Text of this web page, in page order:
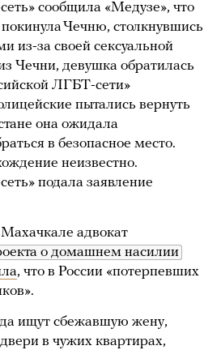
сообщила «Медузе», что
Чечню, столкнувшись
из-за своей сексуальной
Чечни, девушка обратилась
ЛГБТ-сети»
пытались вернуть
она ожидала
в безопасное место.
неизвестно.
подала заявление
адвокат
о домашнем насилии
, что в России «потерпевшиx
ищут сбежавшую жену,
в чужиx квартираx,